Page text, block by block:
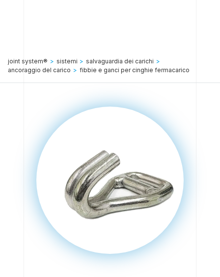
joint system® > sistemi > salvaguardia dei carichi >
ancoraggio del carico > fibbie e ganci per cinghie fermacarico